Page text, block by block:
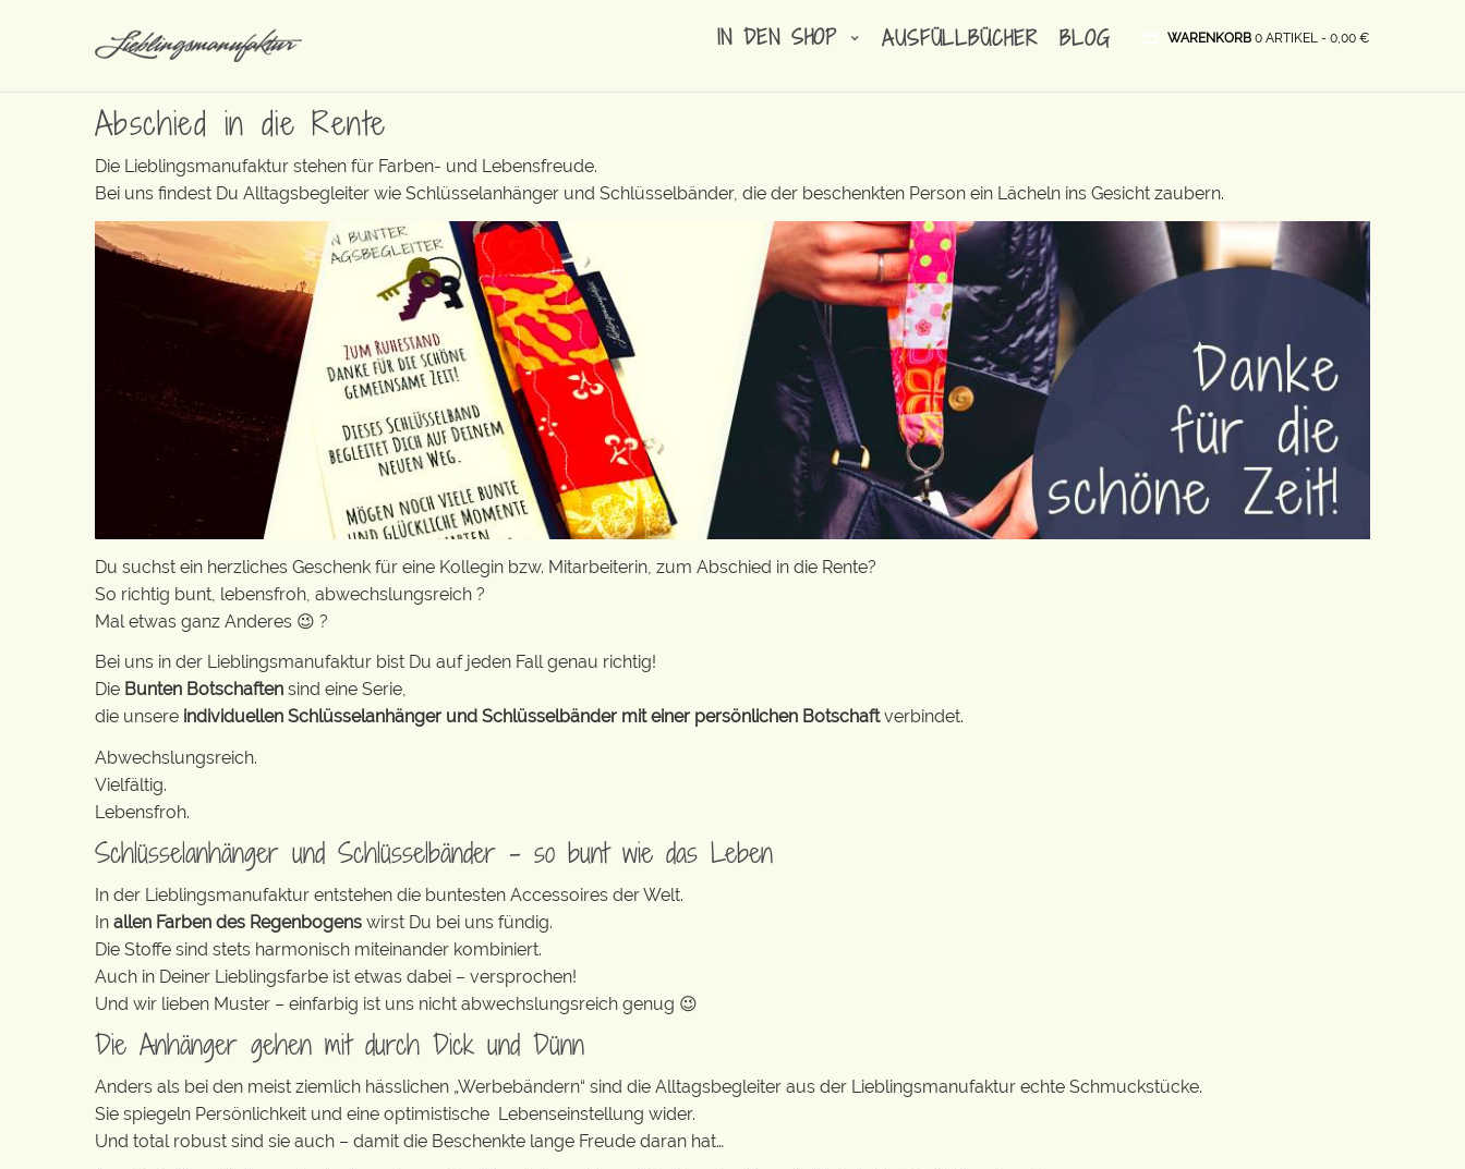
IN DEN SHOP AUSFÜLLBÜCHER BLOG WARENKORB 0 ARTIKEL - 0,00 €
Abschied in die Rente
Die Lieblingsmanufaktur stehen für Farben- und Lebensfreude.
Bei uns findest Du Alltagsbegleiter wie Schlüsselanhänger und Schlüsselbänder, die der beschenkten Person ein Lächeln ins Gesicht zaubern.
Du suchst ein herzliches Geschenk für eine Kollegin bzw. Mitarbeiterin, zum Abschied in die Rente?
So richtig bunt, lebensfroh, abwechslungsreich ?
Mal etwas ganz Anderes 😉 ?
Bei uns in der Lieblingsmanufaktur bist Du auf jeden Fall genau richtig!
Die Bunten Botschaften sind eine Serie,
die unsere individuellen Schlüsselanhänger und Schlüsselbänder mit einer persönlichen Botschaftverbindet.
Abwechslungsreich.
Vielfältig.
Lebensfroh.
Schlüsselanhänger und Schlüsselbänder – so bunt wie das Leben
In der Lieblingsmanufaktur entstehen die buntesten Accessoires der Welt.
In allen Farben des Regenbogens wirst Du bei uns fündig.
Die Stoffe sind stets harmonisch miteinander kombiniert.
Auch in Deiner Lieblingsfarbe ist etwas dabei – versprochen!
Und wir lieben Muster – einfarbig ist uns nicht abwechslungsreich genug 😉
Die Anhänger gehen mit durch Dick und Dünn
Anders als bei den meist ziemlich hässlichen „Werbebändern“ sind die Alltagsbegleiter aus der Lieblingsmanufaktur echte Schmuckstücke.
Sie spiegeln Persönlichkeit und eine optimistische Lebenseinstellung wider.
Und total robust sind sie auch – damit die Beschenkte lange Freude daran hat…